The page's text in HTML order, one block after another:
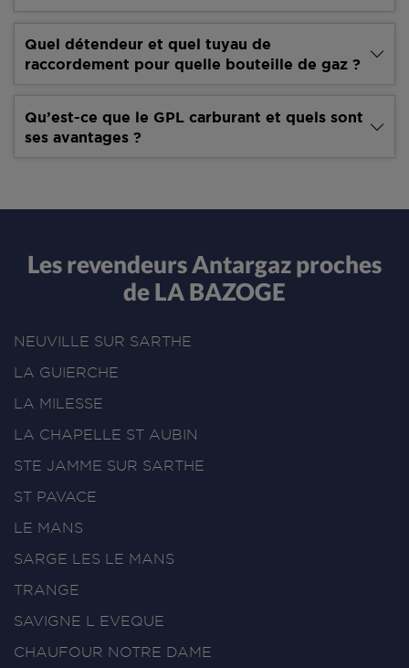
Quel détendeur et quel tuyau de
raccordement pour quelle bouteille de gaz ?
Qu’est-ce que le GPL carburant et quels sont
ses avantages ?
Les revendeurs Antargaz proches
de LA BAZOGE
NEUVILLE SUR SARTHE
LA GUIERCHE
LA MILESSE
LA CHAPELLE ST AUBIN
STE JAMME SUR SARTHE
ST PAVACE
LE MANS
SARGE LES LE MANS
TRANGE
SAVIGNE L EVEQUE
CHAUFOUR NOTRE DAME